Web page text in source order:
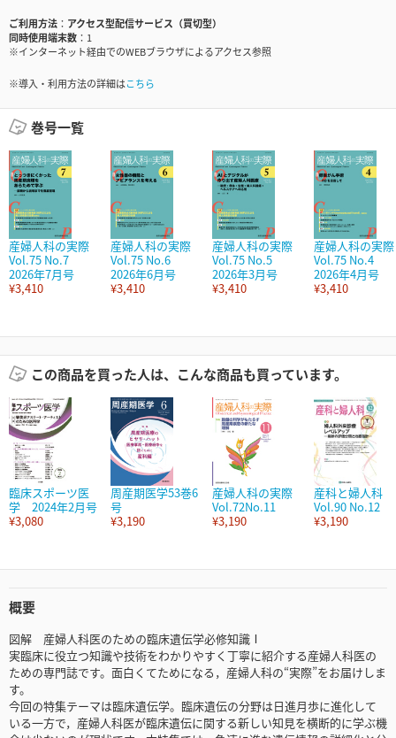
ご利用方法
アクセス型配信サービス（買切型）
同時使用端末数
1
※インターネット経由でのWEBブラウザによるアクセス参照
※導入・利用方法の詳細はこちら
巻号一覧
産婦人科の実際
Vol.75 No.7
2026年7月号
¥3,410
産婦人科の実際
Vol.75 No.6
2026年6月号
¥3,410
産婦人科の実際
Vol.75 No.5
2026年3月号
¥3,410
産婦人科の実際
Vol.75 No.4
2026年4月号
¥3,410
この商品を買った人は、こんな商品も買っています。
臨床スポーツ医
学 2024年2月号
¥3,080
周産期医学53巻6
号
¥3,190
産婦人科の実際
Vol.72No.11
¥3,190
産科と婦人科
Vol.90 No.12
¥3,190
概要
図解 産婦人科医のための臨床遺伝学必修知識Ⅰ
実臨床に役立つ知識や技術をわかりやすく丁寧に紹介する産婦人科医の
ための専門誌です。面白くてためになる，産婦人科の“実際”をお届けしま
す。
今回の特集テーマは臨床遺伝学。臨床遺伝の分野は日進月歩に進化して
いる一方で，産婦人科医が臨床遺伝に関する新しい知見を横断的に学ぶ機